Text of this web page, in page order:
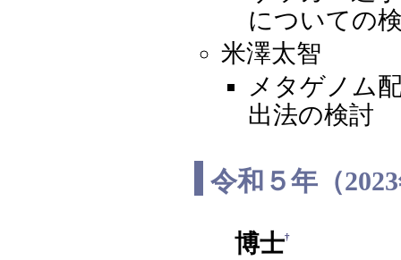
についての
米澤太智
メタゲノム
出法の検討
令和５年（
博士†